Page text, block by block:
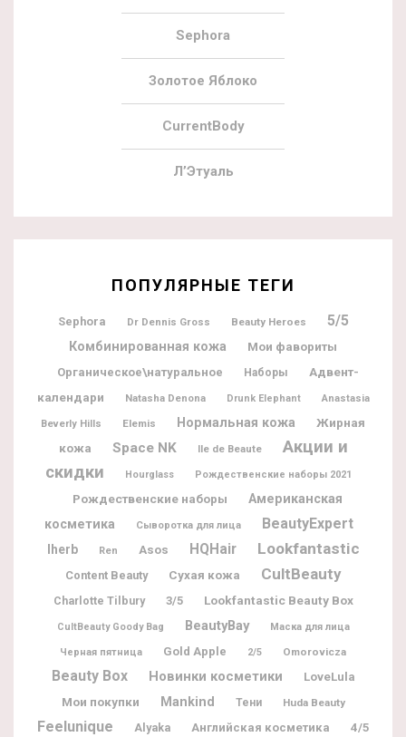
Sephora
Золотое Яблоко
CurrentBody
Л’Этуаль
ПОПУЛЯРНЫЕ ТЕГИ
Sephora Dr Dennis Gross Beauty Heroes 5/5
Комбинированная кожа Мои фавориты
Органическое\натуральное Наборы
Адвент-
календари
Natasha Denona Drunk Elephant Anastasia
Beverly Hills Elemis Нормальная кожа
Жирная
кожа
Space NK Ile de Beaute
Акции и
скидки
Hourglass Рождественские наборы 2021
Рождественские наборы
Американская
косметика
Сыворотка для лица BeautyExpert
Iherb Ren Asos HQHair Lookfantastic
Content Beauty Сухая кожа CultBeauty
Charlotte Tilbury 3/5 Lookfantastic Beauty Box
CultBeauty Goody Bag BeautyBay Маска для лица
Черная пятница Gold Apple 2/5 Omorovicza
Beauty Box Новинки косметики LoveLula
Мои покупки Mankind Тени Huda Beauty
Feelunique Alyaka Английская косметика 4/5